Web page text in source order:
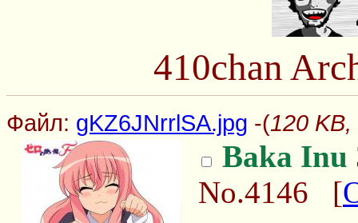
410chan
Файл: gKZ6JNrrlSA.jpg -(120
Baka Inu
No.4146 [